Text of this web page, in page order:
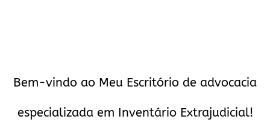
Bem-vindo ao Meu Escritório de advocacia
especializada em Inventário Extrajudicial!